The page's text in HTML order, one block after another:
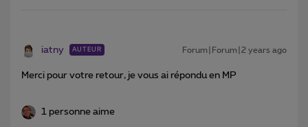
iatny AUTEUR Forum|Forum|2 years ago
Merci pour votre retour, je vous ai répondu en MP
1 personne aime